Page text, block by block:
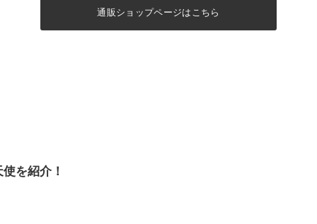
通販ショップページはこちら
を紹介！